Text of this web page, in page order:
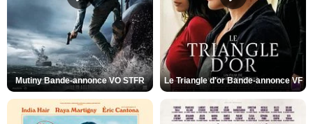
Mutiny Bande-annonce VO STFR Le Triangle d'or Bande-annonce VF